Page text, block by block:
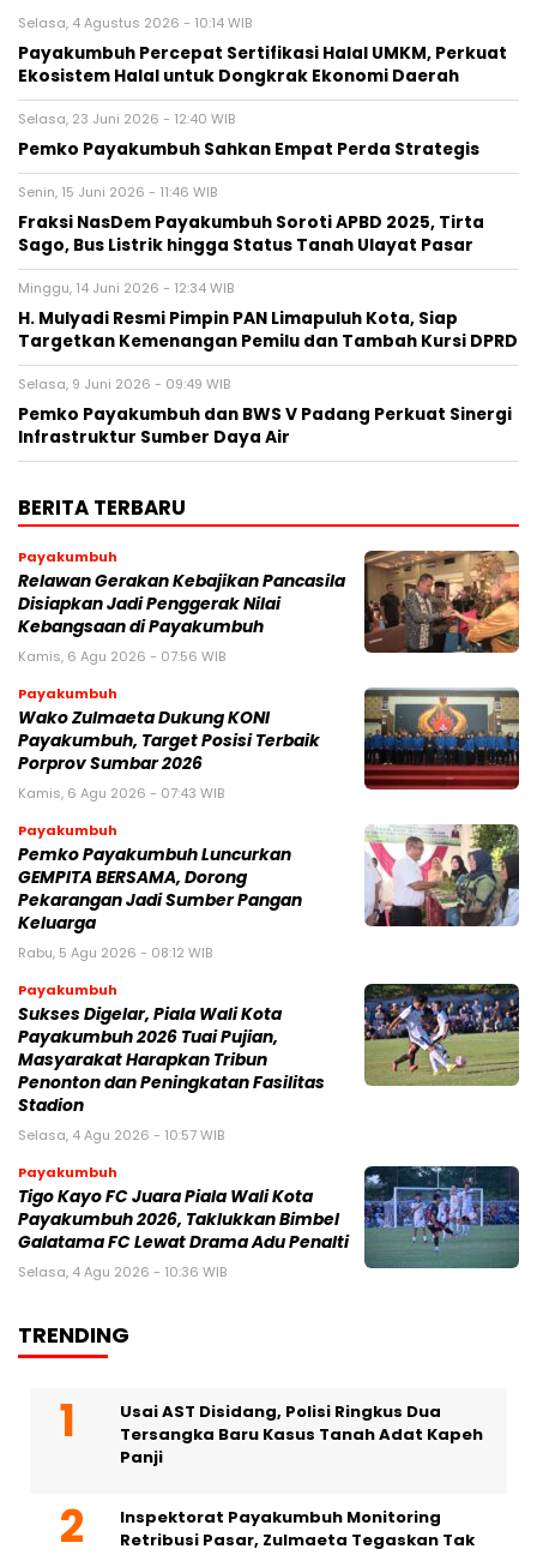
Selasa, 4 Agustus 2026 - 10:14 WIB
Payakumbuh Percepat Sertifikasi Halal UMKM, Perkuat
Ekosistem Halal untuk Dongkrak Ekonomi Daerah
Selasa, 23 Juni 2026 - 12:40 WIB
Pemko Payakumbuh Sahkan Empat Perda Strategis
Senin, 15 Juni 2026 - 11:46 WIB
Fraksi NasDem Payakumbuh Soroti APBD 2025, Tirta
Sago, Bus Listrik hingga Status Tanah Ulayat Pasar
Minggu, 14 Juni 2026 - 12:34 WIB
H. Mulyadi Resmi Pimpin PAN Limapuluh Kota, Siap
Targetkan Kemenangan Pemilu dan Tambah Kursi DPRD
Selasa, 9 Juni 2026 - 09:49 WIB
Pemko Payakumbuh dan BWS V Padang Perkuat Sinergi
Infrastruktur Sumber Daya Air
BERITA TERBARU
Payakumbuh
Relawan Gerakan Kebajikan Pancasila
Disiapkan Jadi Penggerak Nilai
Kebangsaan di Payakumbuh
Kamis, 6 Agu 2026 - 07:56 WIB
Payakumbuh
Wako Zulmaeta Dukung KONI
Payakumbuh, Target Posisi Terbaik
Porprov Sumbar 2026
Kamis, 6 Agu 2026 - 07:43 WIB
Payakumbuh
Pemko Payakumbuh Luncurkan
GEMPITA BERSAMA, Dorong
Pekarangan Jadi Sumber Pangan
Keluarga
Rabu, 5 Agu 2026 - 08:12 WIB
Payakumbuh
Sukses Digelar, Piala Wali Kota
Payakumbuh 2026 Tuai Pujian,
Masyarakat Harapkan Tribun
Penonton dan Peningkatan Fasilitas
Stadion
Selasa, 4 Agu 2026 - 10:57 WIB
Payakumbuh
Tigo Kayo FC Juara Piala Wali Kota
Payakumbuh 2026, Taklukkan Bimbel
Galatama FC Lewat Drama Adu Penalti
Selasa, 4 Agu 2026 - 10:36 WIB
TRENDING
Usai AST Disidang, Polisi Ringkus Dua
Tersangka Baru Kasus Tanah Adat Kapeh
Panji
Inspektorat Payakumbuh Monitoring
Retribusi Pasar, Zulmaeta Tegaskan Tak